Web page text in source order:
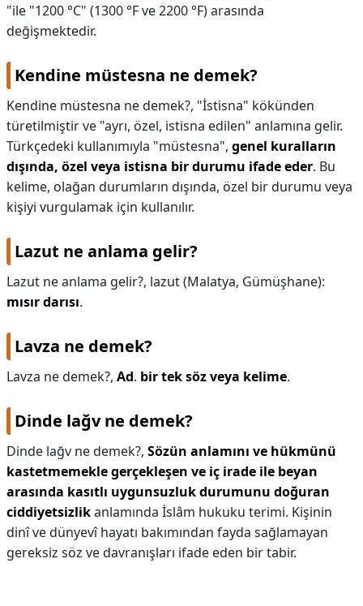
"ile "1200 °C" (1300 °F ve 2200 °F) arasında
değişmektedir.
Kendine müstesna ne demek?
Kendine müstesna ne demek?, "İstisna" kökünden
türetilmiştir ve "ayrı, özel, istisna edilen" anlamına gelir.
Türkçedeki kullanımıyla "müstesna", genel kuralların
dışında, özel veya istisna bir durumu ifade eder. Bu
kelime, olağan durumların dışında, özel bir durumu veya
kişiyi vurgulamak için kullanılır.
Lazut ne anlama gelir?
Lazut ne anlama gelir?, lazut (Malatya, Gümüşhane):
mısır darısı.
Lavza ne demek?
Lavza ne demek?, Ad. bir tek söz veya kelime.
Dinde lağv ne demek?
Dinde lağv ne demek?, Sözün anlamını ve hükmünü
kastetmemekle gerçekleşen ve iç irade ile beyan
arasında kasıtlı uygunsuzluk durumunu doğuran
ciddiyetsizlikanlamında İslâm hukuku terimi. Kişinin
dinî ve dünyevî hayatı bakımından fayda sağlamayan
gereksiz söz ve davranışları ifade eden bir tabir.